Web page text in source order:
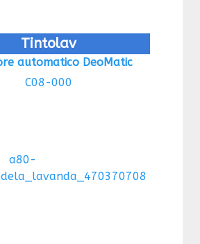
Tintolav
automatico DeoMatic
C08-000